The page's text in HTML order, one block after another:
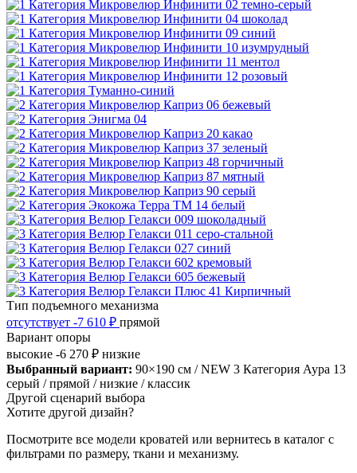
Тип подъемного механизма
отсутствует -7 610 ₽ прямой
Вариант опоры
высокие -6 270 ₽ низкие
Выбранный вариант: 90×190 см / NEW 3 Категория Аура 13
серый / прямой / низкие / классик
Другой сценарий выбора
Хотите другой дизайн?
Посмотрите все модели кроватей или вернитесь в каталог с
фильтрами по размеру, ткани и механизму.